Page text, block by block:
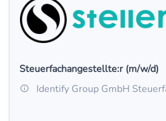
Steuerfachangestellte:r (m/w/d)
Identify Group GmbH